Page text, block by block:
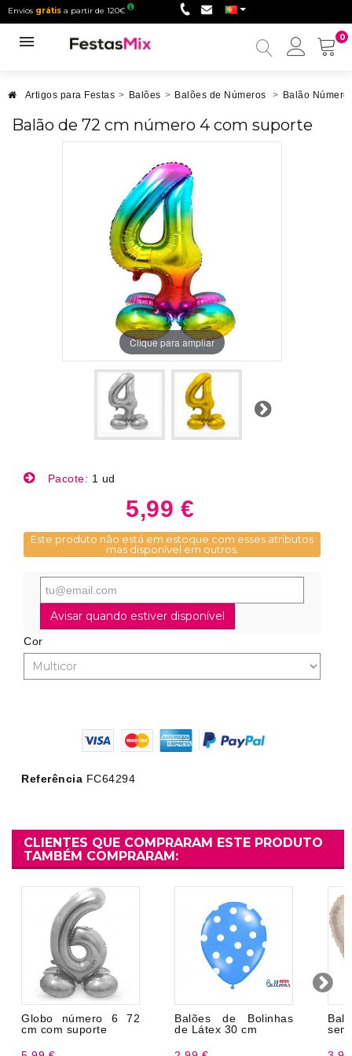
Envios grátis a partir de 120€
0
Minha
Artigos para Festas > Balões > Balões de Números > Balão
Balão de 72 cm número 4 com suporte
Clique para ampliar
Próximo
Pacote: 1 ud
5,99 €
Este produto não está em estoque com esses atributos
mas disponível em outros.
Avisar quando estiver disponível
Cor
Referência FC64294
CLIENTES QUE COMPRARAM ESTE PRODUTO
TAMBÉM COMPRARAM:
Globo número 6 72
cm com suporte
Balões de Bolinhas
de Látex 30 cm